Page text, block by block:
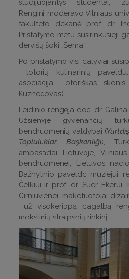
studijuojantys studentai,
Renginį moderavo Vilniaus
fakulteto dekanė prof. dr.
Pristatymo metu susirinkusieji
dervišų šokį „Sema“.
Po pristatymo visi dalyviai
totorių kulinarinių
asociacija „Totoriškas
Kuznecovas).
Leidinio rengėja doc. dr.
Užsienyje gyvenančių
bendruomenių valdybai (
Topluluklar Başkanlığı),
ambasadai Lietuvoje,
bendruomenei, Lietuvos
Bažnytinio paveldo muziejui,
Čelkiui ir prof. dr. Süer Ekerui,
Girniuvienei, maketuotojai-
už visokeriopą pagalbą
mokslinių straipsnių rinkinį.